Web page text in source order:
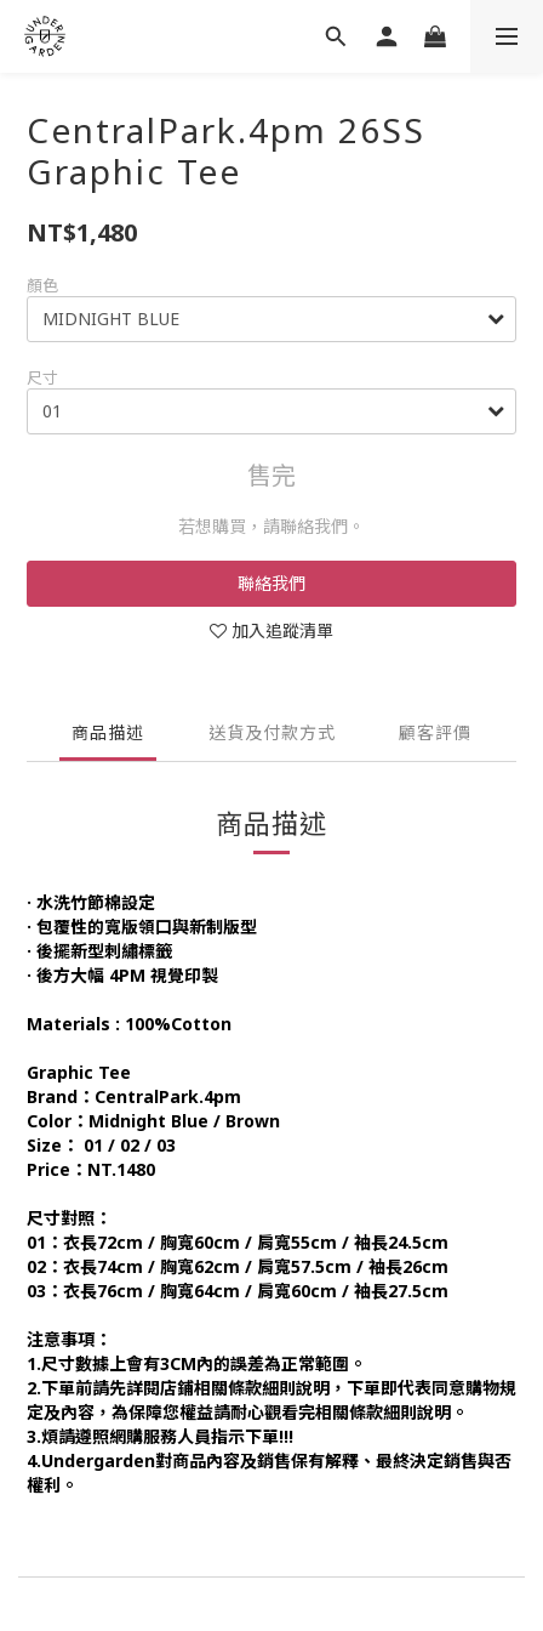
CentralPark.4pm 26SS
Graphic Tee
NT$1,480
顏色
尺寸
售完
若想購買，請聯絡我們。
聯絡我們
加入追蹤清單
商品描述 送貨及付款方式 顧客評價
商品描述
· 水洗竹節棉設定
· 包覆性的寬版領口與新制版型
· 後擺新型刺繡標籤
· 後方大幅 4PM 視覺印製
Materials : 100%Cotton
Graphic Tee
Brand：CentralPark.4pm
Color：Midnight Blue / Brown
Size： 01 / 02 / 03
Price：NT.1480
尺寸對照：
01：衣長72cm / 胸寬60cm / 肩寬55cm / 袖長24.5cm
02：衣長74cm / 胸寬62cm / 肩寬57.5cm / 袖長26cm
03：衣長76cm / 胸寬64cm / 肩寬60cm / 袖長27.5cm
注意事項：
1.尺寸數據上會有3CM內的誤差為正常範圍。
2.下單前請先詳閱店鋪相關條款細則說明，下單即代表同意購物規
定及內容，為保障您權益請耐心觀看完相關條款細則說明。
3.煩請遵照網購服務人員指示下單!!!
4.Undergarden對商品內容及銷售保有解釋、最終決定銷售與否
權利。